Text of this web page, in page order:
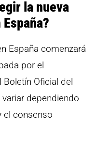
la nueva
España comenzará
por el
Boletín Oficial del
dependiendo
el consenso